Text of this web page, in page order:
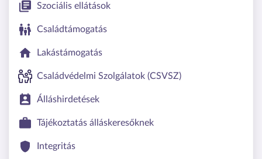
Szociális ellátások
Családtámogatás
Lakástámogatás
Családvédelmi Szolgálatok (CSVSZ)
Álláshirdetések
Tájékoztatás álláskeresőknek
Integritás